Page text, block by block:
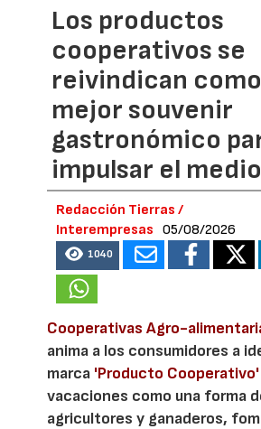
Los productos
cooperativos se
reivindican
mejor souvenir
gastronómico
impulsar el
Redacción Tierras /
Interempresas
05/08/2026
1040
Cooperativas Agro-
anima a los consumidores a
marca 'Producto Cooperativo'
vacaciones como una forma
agricultores y ganaderos,